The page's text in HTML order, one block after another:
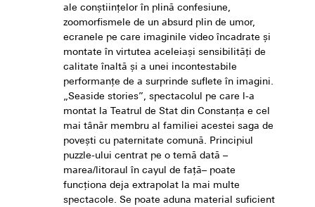
ale conştiinţelor în plină confesiune,
zoomorfismele de un absurd plin de umor,
ecranele pe care imaginile video încadrate şi
montate în virtutea aceleiaşi sensibilităţi de
calitate înaltă şi a unei incontestabile
performanţe de a surprinde suflete în imagini.
„Seaside stories”, spectacolul pe care l-a
montat la Teatrul de Stat din Constanţa e cel
mai tânăr membru al familiei acestei saga de
poveşti cu paternitate comună. Principiul
puzzle-ului centrat pe o temă dată –
marea/litoraul în cayul de față– poate
funcţiona deja extrapolat la mai multe
spectacole. Se poate aduna material suficient